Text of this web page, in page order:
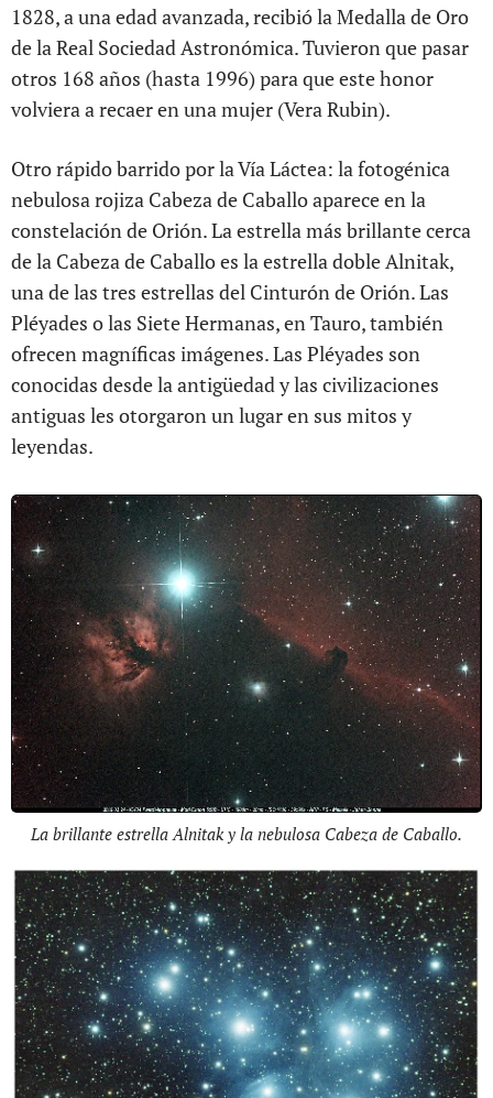
1828, a una edad avanzada, recibió la Medalla de Oro
de la Real Sociedad Astronómica. Tuvieron que pasar
otros 168 años (hasta 1996) para que este honor
volviera a recaer en una mujer (Vera Rubin).
Otro rápido barrido por la Vía Láctea: la fotogénica
nebulosa rojiza Cabeza de Caballo aparece en la
constelación de Orión. La estrella más brillante cerca
de la Cabeza de Caballo es la estrella doble Alnitak,
una de las tres estrellas del Cinturón de Orión. Las
Pléyades o las Siete Hermanas, en Tauro, también
ofrecen magníficas imágenes. Las Pléyades son
conocidas desde la antigüedad y las civilizaciones
antiguas les otorgaron un lugar en sus mitos y
leyendas.
La brillante estrella Alnitak y la nebulosa Cabeza de Caballo.